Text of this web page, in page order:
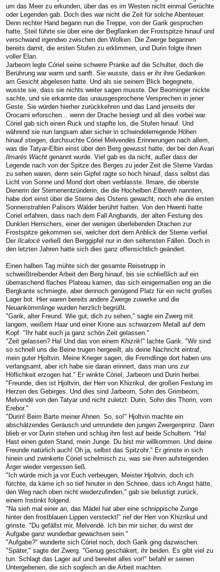
um das Meer zu erkunden, über das es im Westen nicht einmal Gerüchte
oder Legenden gab. Doch dies war nicht die Zeit für solche Abenteuer.
Denn rechter Hand begann nun die Treppe, von der Garik gesprochen
hatte. Steil führte sie über eine der Begflanken der Frostspitze hinauf und
verschwand irgendwo zwischen den Wolken. Die Zwerge begannen
bereits damit, die ersten Stufen zu erklimmen, und Durin folgte ihnen
voller Elan.
Jarbeorn legte Córiel seine schwere Pranke auf die Schulter, doch die
Berührung war warm und sanft. Sie wusste, dass er ihr ihre Gedanken
am Gesicht abgelesen hatte. Und als sie seinem Blick begegnete,
wusste sie, dass sie nichts weiter sagen musste. Der Beorninger nickte
sachte, und sie erkannte das unausgesprochene Versprechen in jener
Geste. Sie würden hierher zurückkehren und das Land jenseits der
Orocarni erforschen... wenn der Drache besiegt und all dies vorbei war.
Córiel gab sich einen Ruck und stapfte los, die Stufen hinauf. Und
während sie nun langsam aber sicher in schwindelerregende Höhen
hinauf stiegen, durchsuchte Córiel Melvendës Erinnerungen nach allem,
was die Tatyar-Elbin einst über den Berg gewusst hatte, der bei den Avari
Ilmarës Wacht genannt wurde. Viel gab es da nicht, außer dass der
Legende nach von der Spitze des Berges zu jeder Zeit die Sterne Vardas
zu sehen waren, denn sein Gipfel ragte so hoch hinauf, dass selbst das
Licht von Sonne und Mond dort oben verblasste. Ilmare, die oberste
Dienerin der Sternenentzünderin, die die Hochelben Elbereth nannten,
habe dort einst über die Sterne des Ostens gewacht, noch ehe die ersten
Sonnenstrahlen Palisors Wälder berührt hatten. Von den Hwenti hatte
Coriel erfahren, dass nach dem Fall Angbands, der alten Festung des
Dunklen Herrschers, einer der wenigen überlebenden Drachen zur
Frostspitze gekommen sei, welcher dort dem Anblick der Sterne verfiel.
Der Ilcalocë verließ den Berggipfel nur in den seltensten Fällen. Doch in
den letzten Jahren hatte sich dies ganz offensichtlich geändert.
Einen halben Tag mühte sich der gesamte Reisetrupp in
schweißtreibender Arbeit den Berg hinauf, bis sie schließlich auf ein
überraschend flaches Plateau kamen, das sich einigermaßen eng an die
Bergkante schmiegte, aber dennoch genügend Platz für ein recht großes
Lager bot. Hier waren bereits andere Zwerge zuwerke und die
Neuankömmlinge wurden herzlich begrüßt.
"Garik, alter Freund. Wie gut, dich zu sehen," sagte ein Zwerg mit
langem, weißem Haar und einer Krone aus schwarzem Metall auf dem
Kopf. "Ihr habt euch ja ganz schön Zeit gelassen."
"Zeit gelassen? Ha! Und das von einem Khizrik!" lachte Garik. "Wir sind
so schnell uns die Beine trugen hergeeilt, als deine Nachricht eintraf,
mein guter Hjoltvin. Meine Krieger sagen, die Fremdlinge dort haben uns
verlangsamt, aber ich habe sie daran erinnert, dass man uns zur
Höflichkeit erzogen hat." Er winkte Córiel, Jarbeorn und Durin herbei.
"Freunde, dies ist Hjoltvin, der Herr von Khizrikul, der großen Festung im
Herzen des Gebirges. Und dies sind Jarbeorn, Sohn des Grimbeorn,
Melvendë von den Tatyar und nicht zuletzt: Durin, Sohn des Thorin, vom
Erebor."
"Durin! Beim Barte meiner Ahnen. So, so!" Hjoltvin machte ein
abschätzendes Geräusch und umrundete den jungen Zwergenprinz. Dann
blieb er vor Durin stehen und schlug ihm fest auf beide Schultern. "Ha!
Hast einen guten Stand, mein Junge. Du bist mir willkommen. Und deine
Freunde natürlich auch! Oh ja, selbst das Spitzohr." Er grinste in sich
hinein und zwinkerte Córiel schelmisch zu, was sie ihren aufsteigenden
Ärger wieder vergessen ließ.
"Ich würde mich ja vor Euch verbeugen, Meister Hjoltvin, doch ich
fürchte, da käme ich so tief hinuter in den Schnee, dass ich Angst hätte,
den Weg nach oben nicht wiederzufinden," gab sie belustigt zurück,
einem Instinkt folgend.
"Na sieh mal einer an, das Mädel hat aber eine schnippische Zunge
hinter den frostblauen Lippen versteckt!" rief der Herr von Khizrikul und
grinste. "Du gefällst mir, Melvendë. Ich bin mir sicher, du wirst der
Aufgabe ganz wunderbar gewachsen sein."
"Aufgabe?" wunderte sich Córiel noch, doch Garik ging dazwischen.
"Später," sagte der Zwerg. "Genug geschäkert, ihr beiden. Es gibt viel zu
tun. Schlagt das Lager auf und bereitet alles vor!" befahl er seinen
Untergebenen, die sich sogleich an die Arbeit machten.